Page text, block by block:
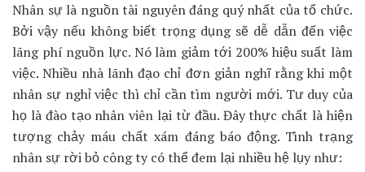
Nhân sự là nguồn tài nguyên đáng quý nhất của tổ chức.
Bởi vậy nếu không biết trọng dụng sẽ dễ dẫn đến việc
lãng phí nguồn lực. Nó làm giảm tới 200% hiệu suất làm
việc. Nhiều nhà lãnh đạo chỉ đơn giản nghĩ rằng khi một
nhân sự nghỉ việc thì chỉ cần tìm người mới. Tư duy của
họ là đào tạo nhân viên lại từ đầu. Đây thực chất là hiện
tượng chảy máu chất xám đáng báo động. Tình trạng
nhân sự rời bỏ công ty có thể đem lại nhiều hệ lụy như: